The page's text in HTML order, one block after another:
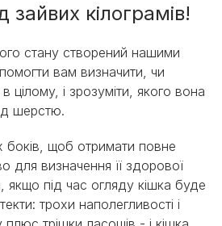
зайвих кілограмів!
стану створений нашими
вам визначити, чи
цілому, і зрозуміти, якого вона
шерстю.
боків, щоб отримати повне
для визначення її здорової
якщо під час огляду кішка буде
трохи наполегливості і